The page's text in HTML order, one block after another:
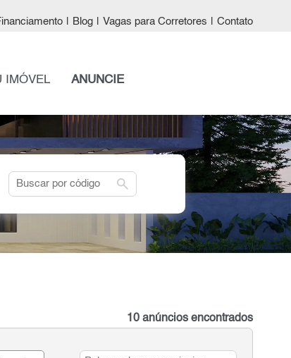
Blog Vagas para Corretores Contato
IMÓVEL ANUNCIE
search
10 anúncios encontrados